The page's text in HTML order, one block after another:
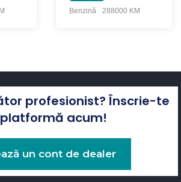
Benzină
288000 KM
profesionist? Înscrie-te
acum!
un cont de dealer